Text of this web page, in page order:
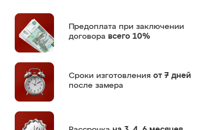
Предоплата при заключении
договора всего 10%
Сроки изготовления от 7 дней
после замера